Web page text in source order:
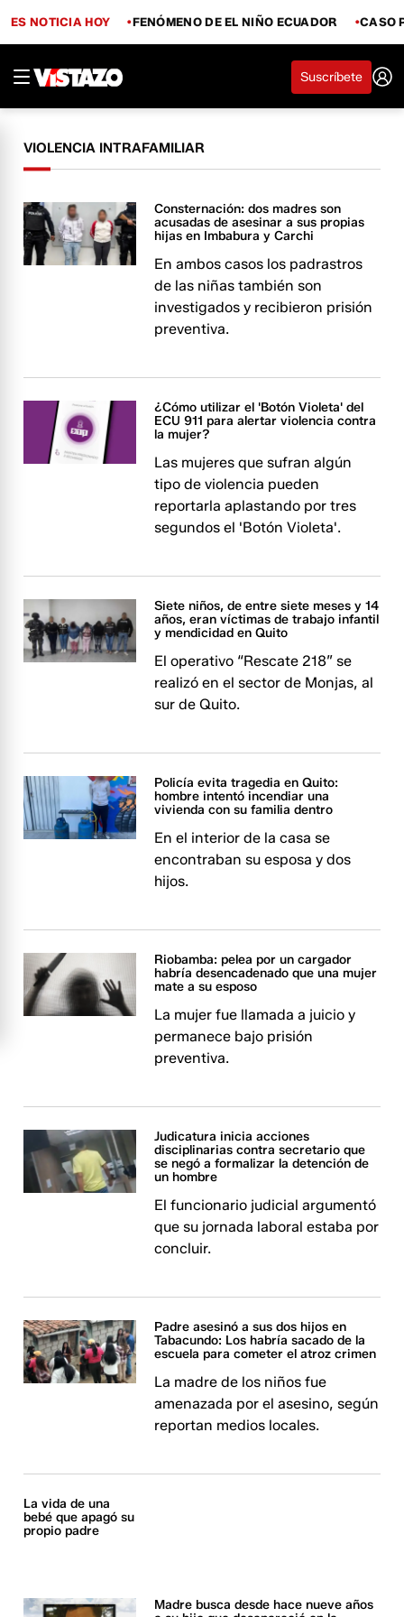
ES NOTICIA HOY FENÓMENO DE EL NIÑO ECUADOR CASO
Suscríbete
VIOLENCIA INTRAFAMILIAR
Consternación: dos madres son
acusadas de asesinar a sus propias
hijas en Imbabura y Carchi
En ambos casos los padrastros
de las niñas también son
investigados y recibieron prisión
preventiva.
¿Cómo utilizar el 'Botón Violeta' del
ECU 911 para alertar violencia contra
la mujer?
Las mujeres que sufran algún
tipo de violencia pueden
reportarla aplastando por tres
segundos el 'Botón Violeta'.
Siete niños, de entre siete meses y 14
años, eran víctimas de trabajo infantil
y mendicidad en Quito
El operativo “Rescate 218” se
realizó en el sector de Monjas, al
sur de Quito.
Policía evita tragedia en Quito:
hombre intentó incendiar una
vivienda con su familia dentro
En el interior de la casa se
encontraban su esposa y dos
hijos.
Riobamba: pelea por un cargador
habría desencadenado que una mujer
mate a su esposo
La mujer fue llamada a juicio y
permanece bajo prisión
preventiva.
Judicatura inicia acciones
disciplinarias contra secretario que
se negó a formalizar la detención de
un hombre
El funcionario judicial argumentó
que su jornada laboral estaba por
concluir.
Padre asesinó a sus dos hijos en
Tabacundo: Los habría sacado de la
escuela para cometer el atroz crimen
La madre de los niños fue
amenazada por el asesino, según
reportan medios locales.
La vida de una
bebé que apagó su
propio padre
Madre busca desde hace nueve años